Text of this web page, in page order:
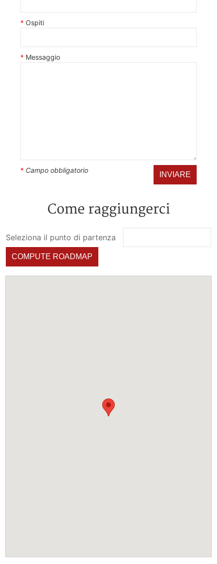
Ospiti
Messaggio
* Campo obbligatorio
INVIARE
Come raggiungerci
Seleziona il punto di partenza
COMPUTE ROADMAP